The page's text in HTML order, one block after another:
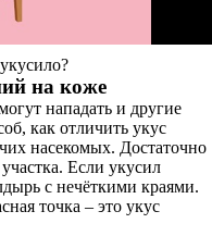
на коже
нападать и другие
как отличить укус
насекомых. Достаточно
Если укусил
с нечёткими краями.
точка – это укус